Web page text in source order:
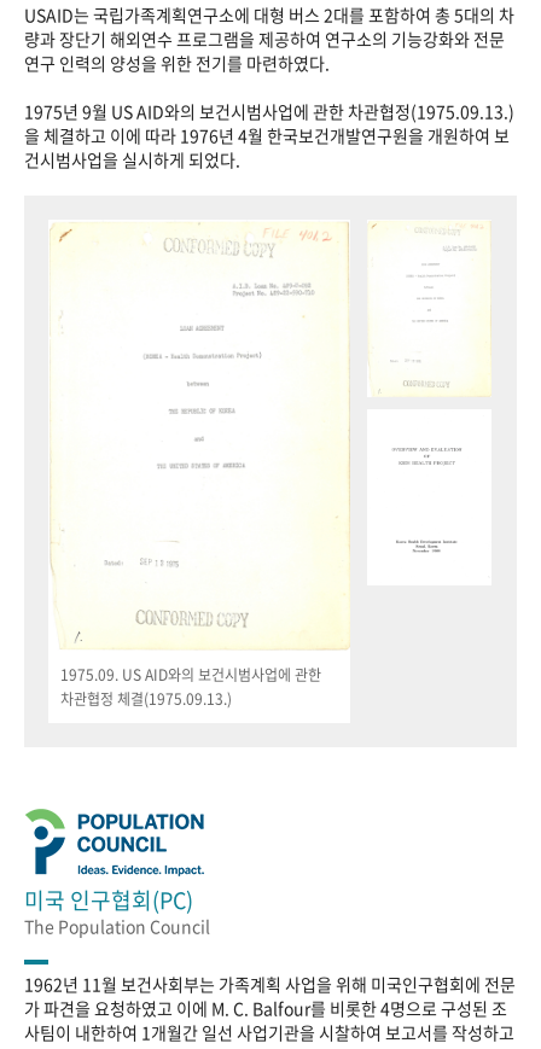
USAID는 국립가족계획연구소에 대형 버스 2대를 포함하여 총 5대의 차
량과 장단기 해외연수 프로그램을 제공하여 연구소의 기능강화와 전문
연구 인력의 양성을 위한 전기를 마련하였다.
1975년 9월 US AID와의 보건시범사업에 관한 차관협정(1975.09.13.)
을 체결하고 이에 따라 1976년 4월 한국보건개발연구원을 개원하여 보
건시범사업을 실시하게 되었다.
1975.09. US AID와의 보건시범사업에 관한
차관협정 체결(1975.09.13.)
미국 인구협회(PC)
The Population Council
1962년 11월 보건사회부는 가족계획 사업을 위해 미국인구협회에 전문
가 파견을 요청하였고 이에 M. C. Balfour를 비롯한 4명으로 구성된 조
사팀이 내한하여 1개월간 일선 사업기관을 시찰하여 보고서를 작성하고